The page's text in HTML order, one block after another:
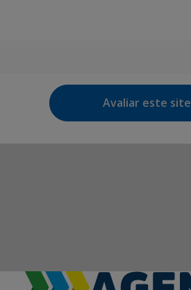
Avaliar este site